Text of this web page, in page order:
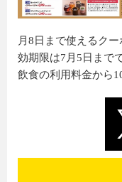
月8日まで使えるク
効期限は7月5日まで
飲食の利用料金から